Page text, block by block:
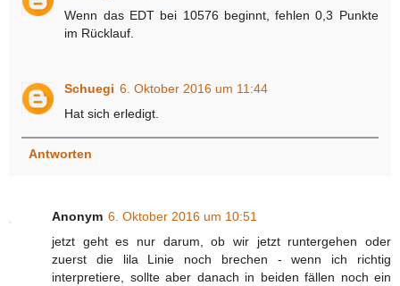
Wenn das EDT bei 10576 beginnt, fehlen 0,3 Punkte
im Rücklauf.
Schuegi 6. Oktober 2016 um 11:44
Hat sich erledigt.
Antworten
Anonym 6. Oktober 2016 um 10:51
jetzt geht es nur darum, ob wir jetzt runtergehen oder
zuerst die lila Linie noch brechen - wenn ich richtig
interpretiere, sollte aber danach in beiden fällen noch ein